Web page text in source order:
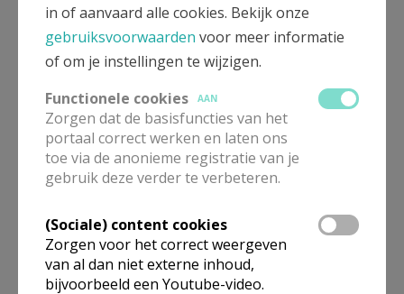
Organisatiestructuur
in of aanvaard alle cookies. Bekijk onze
gebruiksvoorwaarden voor meer informatie
of om je instellingen te wijzigen.
Functionele cookies
AAN
Zorgen dat de basisfuncties van het
portaal correct werken en laten ons
toe via de anonieme registratie van je
gebruik deze verder te verbeteren.
(Sociale) content cookies
Zorgen voor het correct weergeven
van al dan niet externe inhoud,
bijvoorbeeld een Youtube-video.